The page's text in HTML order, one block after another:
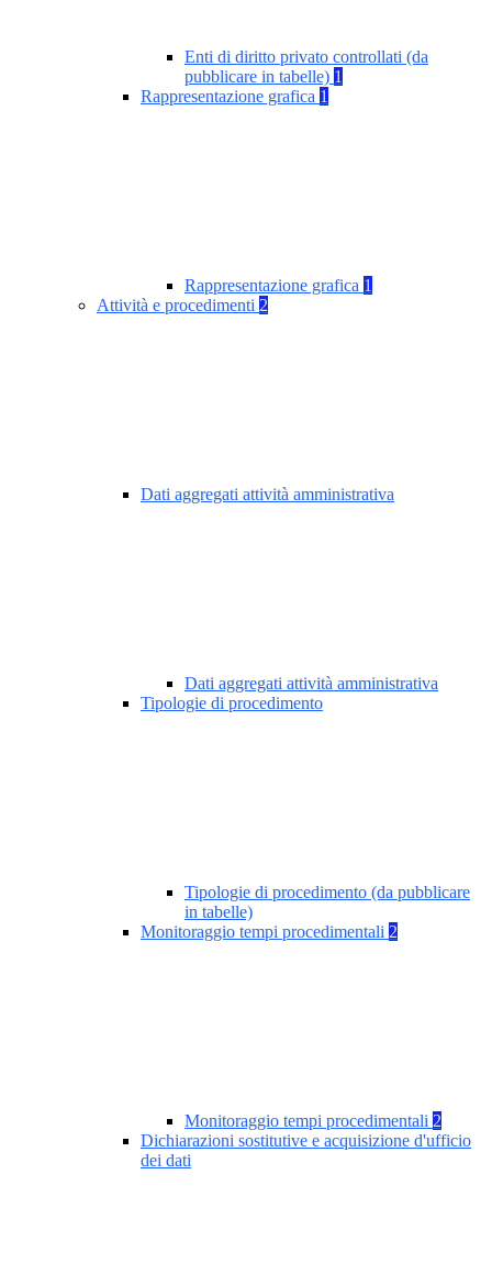
Enti di diritto privato controllati (da
pubblicare in tabelle) 1
Rappresentazione grafica 1
Rappresentazione grafica 1
Attività e procedimenti 2
Dati aggregati attività amministrativa
Dati aggregati attività amministrativa
Tipologie di procedimento
Tipologie di procedimento (da pubblicare
in tabelle)
Monitoraggio tempi procedimentali 2
Monitoraggio tempi procedimentali 2
Dichiarazioni sostitutive e acquisizione d'ufficio
dei dati